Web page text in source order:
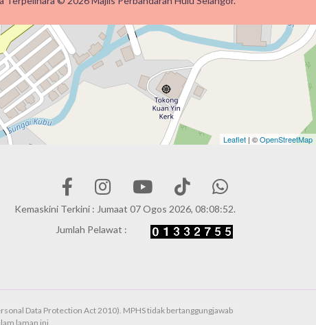
Leaflet | ©OpenStreetMap
Kemaskini Terkini : Jumaat 07 Ogos 2026, 08:08:52.
Jumlah Pelawat :
Data Protection Act 2010). MPHS tidak bertanggungjawab
laman ini.